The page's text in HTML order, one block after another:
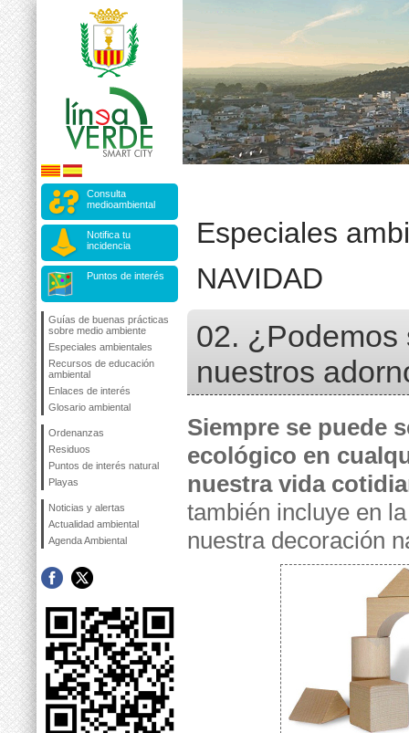
Consulta
medioambiental
Notifica tu
incidencia
Puntos de interés
Guías de buenas prácticas
sobre medio ambiente
Especiales ambientales
Recursos de educación
ambiental
Enlaces de interés
Glosario ambiental
Ordenanzas
Residuos
Puntos de interés natural
Playas
Noticias y alertas
Actualidad ambiental
Agenda Ambiental
Especiales
NAVIDAD
02. ¿Podemos
nuestros
Siempre se puede
ecológico en
nuestra vida
también incluye en
nuestra decoración